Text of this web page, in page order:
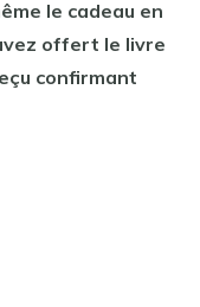
le cadeau en
offert le livre
confirmant